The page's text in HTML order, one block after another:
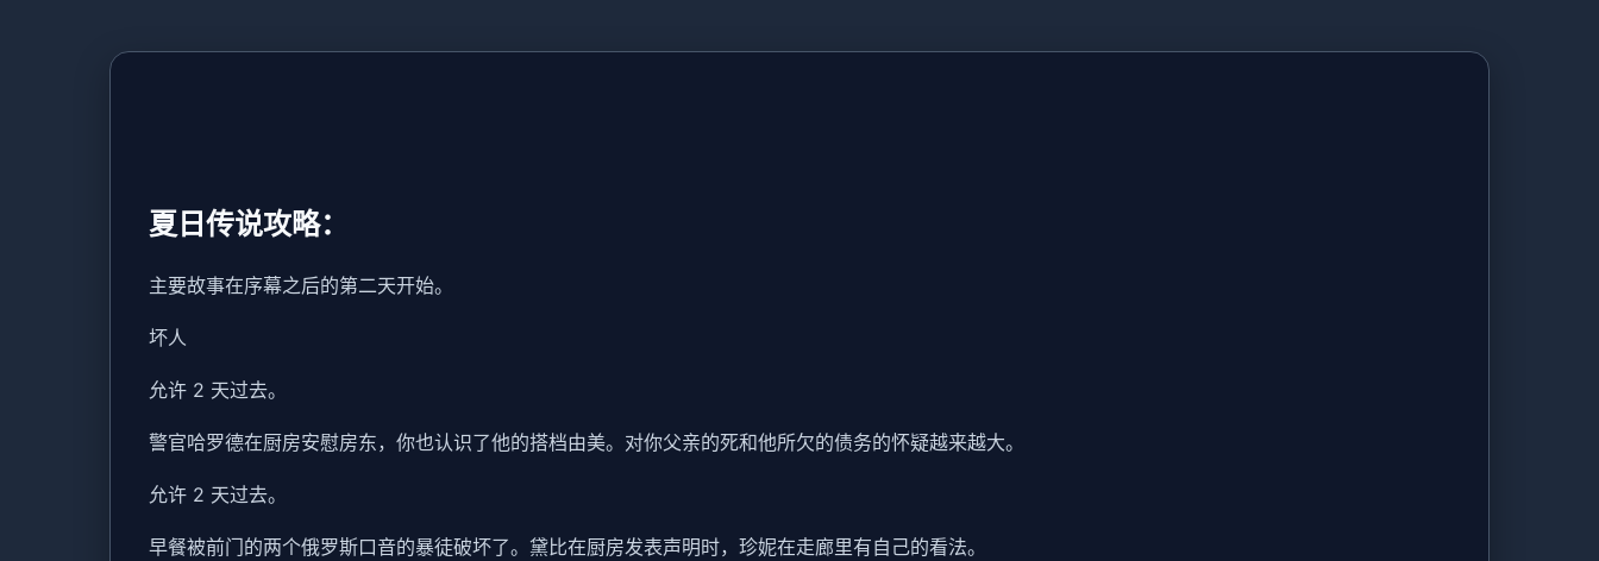
夏日传说攻略：
主要故事在序幕之后的第二天开始。
坏人
允许 2 天过去。
警官哈罗德在厨房安慰房东，你也认识了他的搭档由美。对你父亲的死和他所欠的债务的怀疑越来越大。
允许 2 天过去。
早餐被前门的两个俄罗斯口音的暴徒破坏了。黛比在厨房发表声明时，珍妮在走廊里有自己的看法。